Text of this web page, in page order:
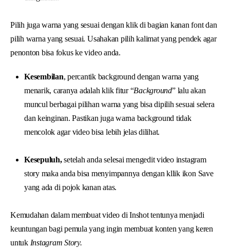
Pilih juga warna yang sesuai dengan klik di bagian kanan font dan
pilih warna yang sesuai. Usahakan pilih kalimat yang pendek agar
penonton bisa fokus ke video anda.
Kesembilan, percantik background dengan warna yang
menarik, caranya adalah klik fitur “Background” lalu akan
muncul berbagai pilihan warna yang bisa dipilih sesuai selera
dan keinginan. Pastikan juga warna background tidak
mencolok agar video bisa lebih jelas dilihat.
Kesepuluh,setelah anda selesai mengedit video instagram
story maka anda bisa menyimpannya dengan kllik ikon Save
yang ada di pojok kanan atas.
Kemudahan dalam membuat video di Inshot tentunya menjadi
keuntungan bagi pemula yang ingin membuat konten yang keren
untuk Instagram Story.